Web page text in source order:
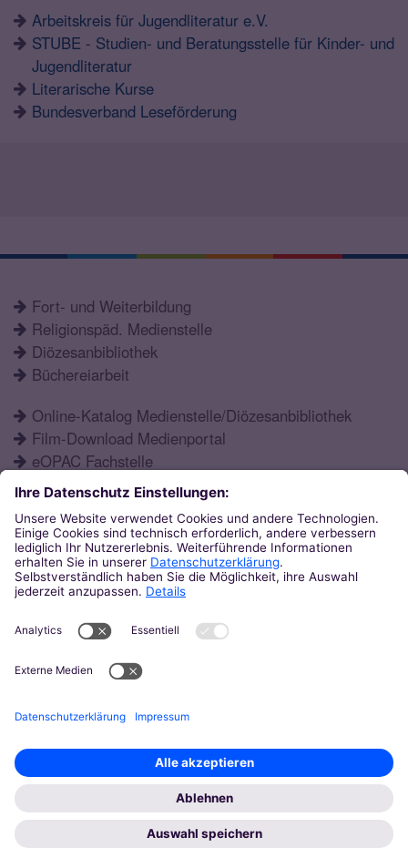
Arbeitskreis für Jugendliteratur e.V.
STUBE - Studien- und Beratungsstelle für Kinder- und
Jugendliteratur
Literarische Kurse
Bundesverband Leseförderung
Fort- und Weiterbildung
Religionspäd. Medienstelle
Diözesanbibliothek
Büchereiarbeit
Online-Katalog Medienstelle/Diözesanbibliothek
Film-Download Medienportal
eOPAC Fachstelle
Fortbildungsprogramm
Schulformen
Öffnungszeiten
Aktuelles
52066Aachen
ki@bistum-aachen.de
© Bistum Aachen Impressum Datenschutz